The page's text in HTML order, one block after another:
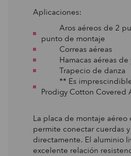
Aplicaciones:
Aros aéreos de 2
punto de montaje
Correas aéreas
Hamacas aéreas de
Trapecio de danza
** Es imprescindible
Prodigy Cotton Covered
La placa de montaje aéreo
permite conectar cuerdas
directamente. El aluminio
excelente relación